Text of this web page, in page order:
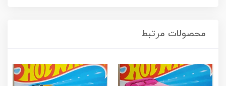
محصولات مرتبط